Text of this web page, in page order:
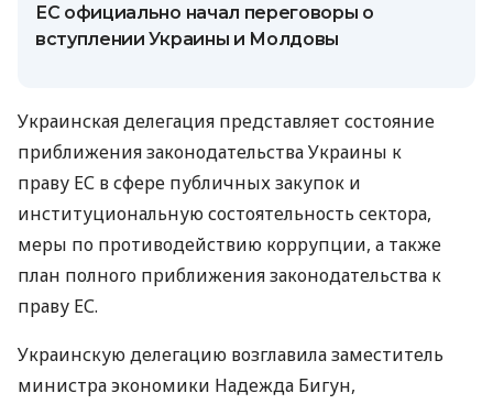
ЕС официально начал переговоры о
вступлении Украины и Молдовы
Украинская делегация представляет состояние
приближения законодательства Украины к
праву ЕС в сфере публичных закупок и
институциональную состоятельность сектора,
меры по противодействию коррупции, а также
план полного приближения законодательства к
праву ЕС.
Украинскую делегацию возглавила заместитель
министра экономики Надежда Бигун,